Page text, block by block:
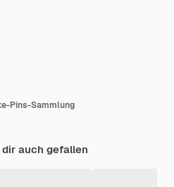
Pins-Sammlung
auch gefallen